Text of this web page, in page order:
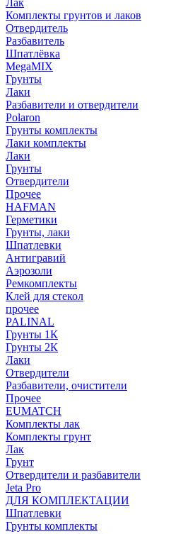
Лак
Комплекты грунтов и лаков
Отвердитель
Разбавитель
Шпатлёвка
MegaMIX
Грунты
Лаки
Разбавители и отвердители
Polaron
Грунты комплекты
Лаки комплекты
Лаки
Грунты
Отвердители
Прочее
HAFMAN
Герметики
Грунты, лаки
Шпатлевки
Антигравий
Аэрозоли
Ремкомплекты
Клей для стекол
прочее
PALINAL
Грунты 1К
Грунты 2К
Лаки
Отвердители
Разбавители, очистители
Прочее
EUMATCH
Комплекты лак
Комплекты грунт
Лак
Грунт
Отвердители и разбавители
Jeta Pro
ДЛЯ КОМПЛЕКТАЦИИ
Шпатлевки
Грунты комплекты